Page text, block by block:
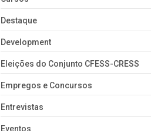
Destaque
Development
Eleições do Conjunto CFESS-CRESS
Empregos e Concursos
Entrevistas
Eventos